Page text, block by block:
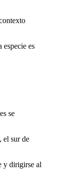
es
se
el sur de
y dirigirse al